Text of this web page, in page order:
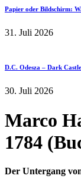
Papier oder Bildschirm:
31. Juli 2026
D.C. Odesza – Dark
30. Juli 2026
Marco
1784
Der Untergang